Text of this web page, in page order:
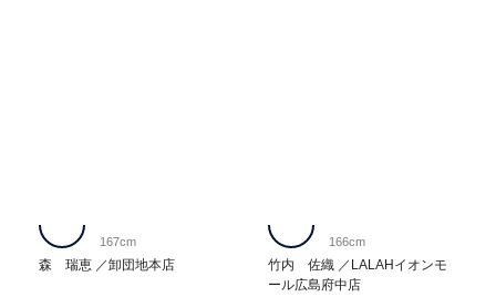
森 瑞恵 卸団地本店
167cm
竹内 佐織
LALAHイオンモ
ール広島府中店
166cm